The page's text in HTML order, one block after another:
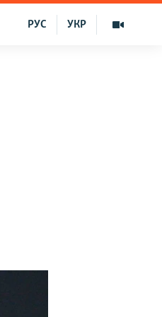
УКР
РУС